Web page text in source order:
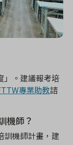
」。建議報考培
專業助教諮
機師？
訓機師計畫，建